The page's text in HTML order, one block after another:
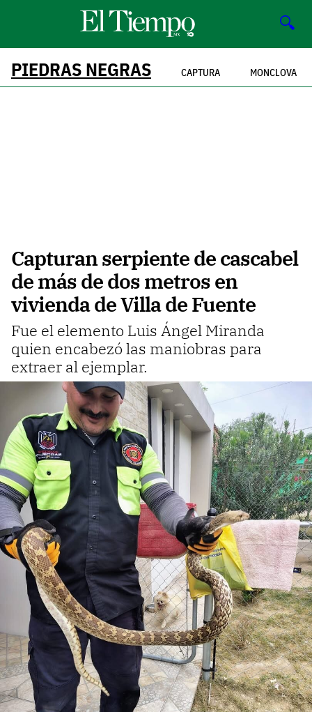
🔍
PIEDRAS NEGRAS CAPTURA MONCLOVA
Capturan serpiente de cascabel
de más de dos metros en
vivienda de Villa de Fuente
Fue el elemento Luis Ángel Miranda
quien encabezó las maniobras para
extraer al ejemplar.